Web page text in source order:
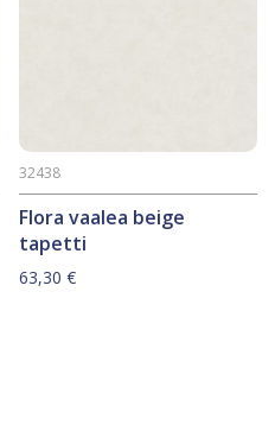
Flora vaalea beige
tapetti
32438
63,30€